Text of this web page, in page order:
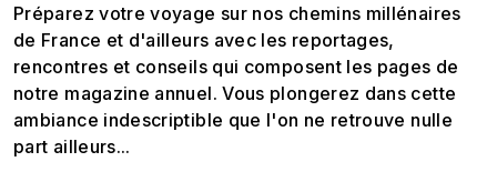
Préparez votre voyage sur nos chemins millénaires
de France et d'ailleurs avec les reportages,
rencontres et conseils qui composent les pages de
notre magazine annuel. Vous plongerez dans cette
ambiance indescriptible que l'on ne retrouve nulle
part ailleurs...